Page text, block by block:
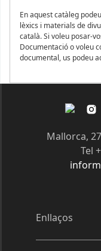
En aquest catàleg
lèxics i materials de
català. Si voleu posar-
Documentació o voleu
documental, us podeu
Enllaços
Mallorca,
Tel